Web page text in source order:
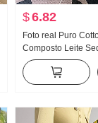
$6.82
Foto real Puro
Composto Leite
Feminino 2025
Novo Modelo fino
capuz Top